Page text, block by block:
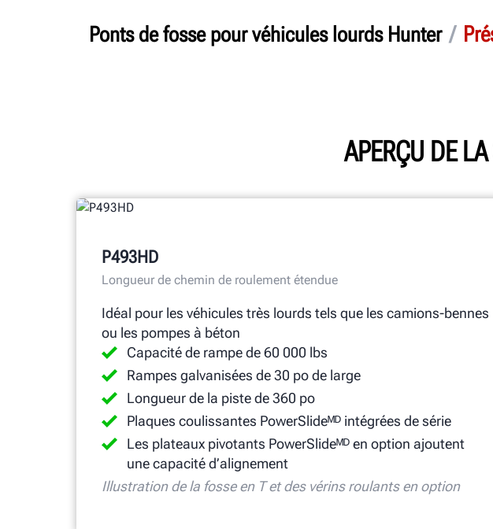
Ponts de fosse pour véhicules lourds Hunter /
APERÇU DE
P493HD
Longueur de chemin de roulement étendue
Idéal pour les véhicules très lourds tels que les camions-bennes
ou les pompes à béton
Capacité de rampe de 60 000 lbs
Rampes galvanisées de 30 po de large
Longueur de la piste de 360 po
Plaques coulissantes PowerSlideᴹᴰ intégrées de série
Les plateaux pivotants PowerSlideᴹᴰ en option ajoutent
une capacité d’alignement
Illustration de la fosse en T et des vérins roulants en option